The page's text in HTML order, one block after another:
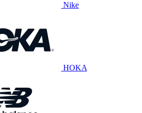
Nike
HOKA